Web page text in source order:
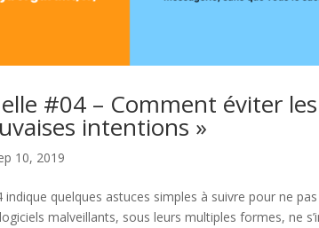
#04 – Comment éviter
intentions »
10, 2019
indique quelques astuces simples à suivre pour ne
malveillants, sous leurs multiples formes, ne